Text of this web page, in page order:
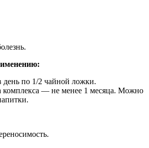
день по 1/2 чайной ложки.
комплекса — не менее 1 месяца. Можно